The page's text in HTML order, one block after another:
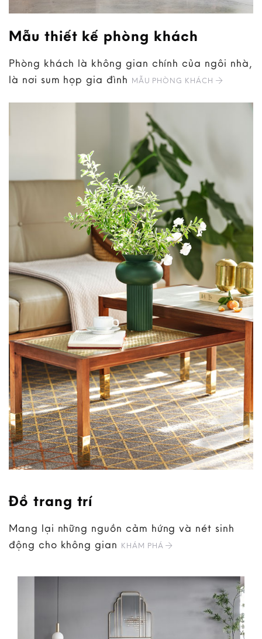
Mẫu thiết kế phòng khách
Phòng khách là không gian chính của ngôi nhà,
là nơi sum họp gia đình MẪU PHÒNG KHÁCH
Đồ trang trí
Mang lại những nguồn cảm hứng và nét sinh
động cho không gian KHÁM PHÁ